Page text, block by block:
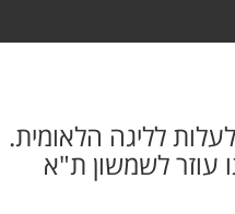
לליגה הלאומית.
עוזר לשמשון ת"א